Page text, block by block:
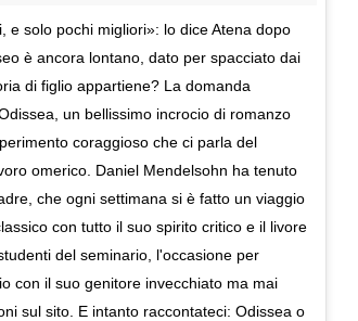
e solo pochi migliori»: lo dice Atena dopo
è ancora lontano, dato per spacciato dai
di figlio appartiene? La domanda
un bellissimo incrocio di romanzo
coraggioso che ci parla del
omerico. Daniel Mendelsohn ha tenuto
che ogni settimana si è fatto un viaggio
con tutto il suo spirito critico e il livore
del seminario, l'occasione per
con il suo genitore invecchiato ma mai
sul sito. E intanto raccontateci: Odissea o